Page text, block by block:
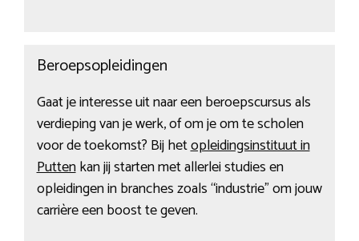
Beroepsopleidingen
Gaat je interesse uit naar een beroepscursus als
verdieping van je werk, of om je om te scholen
voor de toekomst? Bij hetopleidingsinstituut in
Puttenkan jij starten met allerlei studies en
opleidingen in branches zoals “industrie” om jouw
carrière een boost te geven.